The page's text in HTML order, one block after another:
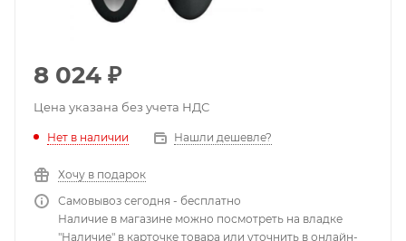
8 024 ₽
Цена указана без учета НДС
Нет в наличии Нашли дешевле?
Хочу в подарок
Самовывоз сегодня - бесплатно
Наличие в магазине можно посмотреть на владке
"Наличие" в карточке товара или уточнить в онлайн-